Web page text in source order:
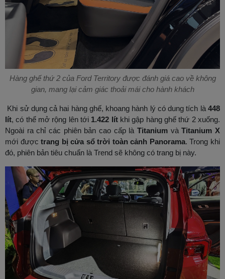
Hàng ghế thứ 2 của Ford Territory được đánh giá cao về không
gian, mang lại cảm giác thoải mái cho hành khách
Khi sử dụng cả hai hàng ghế, khoang hành lý có dung tích là 448
lít, có thể mở rộng lên tới 1.422 lítkhi gập hàng ghế thứ 2 xuống.
Ngoài ra chỉ các phiên bản cao cấp là Titanium vàTitanium X
mới đượctrang bị cửa sổ trời toàn cảnh Panorama. Trong khi
đó, phiên bản tiêu chuẩn là Trend sẽ không có trang bị này.